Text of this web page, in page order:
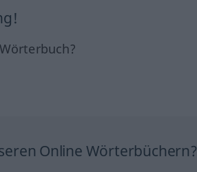
Online Wörterbüchern?